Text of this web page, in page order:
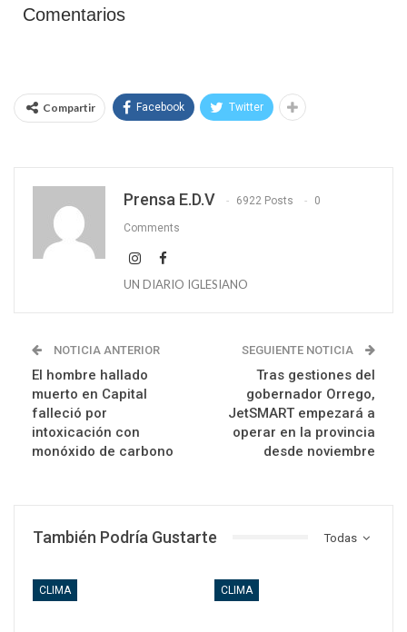
Comentarios
Compartir Facebook Twitter
Prensa E.D.V 6922 Posts 0
Comments
UN DIARIO IGLESIANO
NOTICIA ANTERIOR
El hombre hallado
muerto en Capital
falleció por
intoxicación con
monóxido de carbono
SEGUIENTE NOTICIA
Tras gestiones del
gobernador Orrego,
JetSMART empezará a
operar en la provincia
desde noviembre
Todas
También Podría Gustarte
CLIMA CLIMA